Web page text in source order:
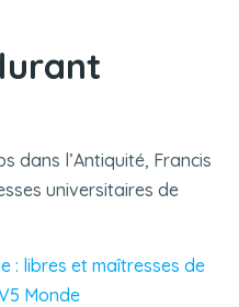
dans l’Antiquité, Francis
universitaires de
: libres et maîtresses de
Monde